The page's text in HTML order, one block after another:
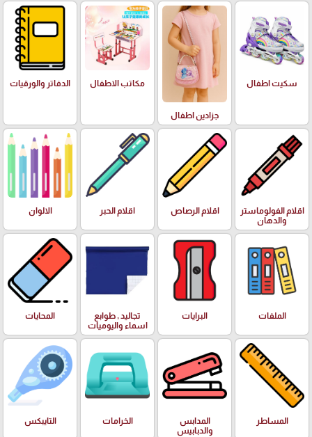
سكيت اطفال
جزادين اطفال
مكاتب الاطفال الدفاتر والورقيات
اقلام الفولوماستر
والدهان
اقلام الرصاص اقلام الحبر الالوان
الملفات البرايات
تجاليد , طوابع
اسماء واليوميات
المحايات
المساطر
المدابس
والدبابيس
الخرامات التايبكس